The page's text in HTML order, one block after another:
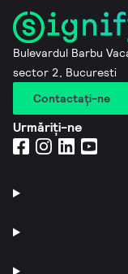
Bulevardul Barbu
sector 2, Bucuresti
Contactaţi-ne
Urmăriți-ne